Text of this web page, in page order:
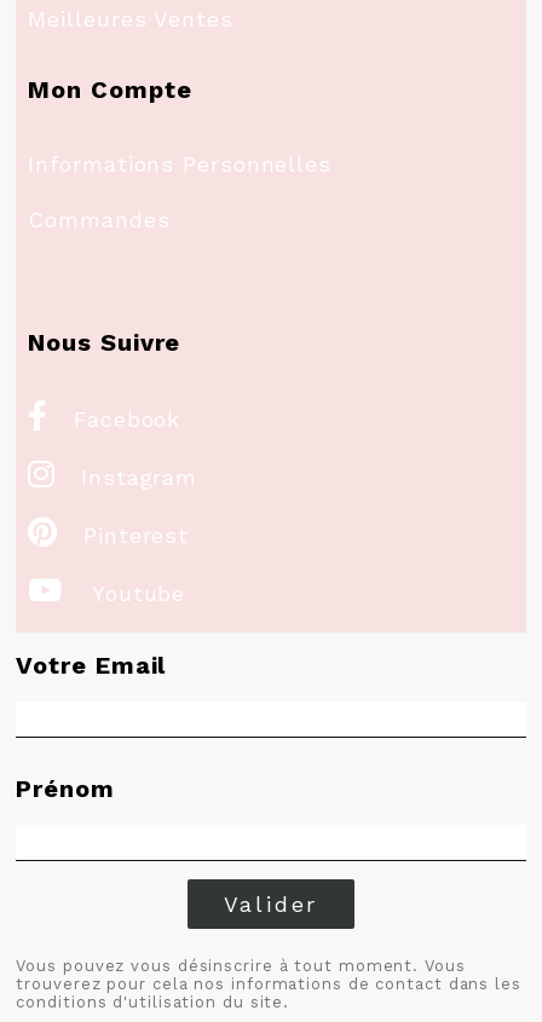
Meilleures Ventes
Mon Compte
Informations Personnelles
Commandes
Nous Suivre
 Facebook
 Instagram
 Pinterest
 Youtube
Votre Email
Prénom
Valider
Vous pouvez vous désinscrire à tout moment. Vous
trouverez pour cela nos informations de contact dans les
conditions d'utilisation du site.